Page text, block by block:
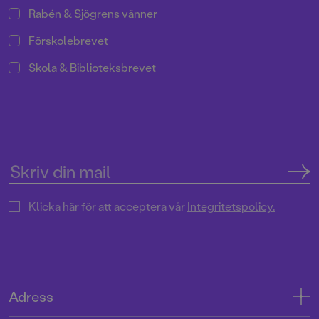
Rabén & Sjögrens vänner
Förskolebrevet
Skola & Biblioteksbrevet
Klicka här för att acceptera vårIntegritetspolicy.
Adress